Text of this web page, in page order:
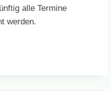
alle Termine
werden.